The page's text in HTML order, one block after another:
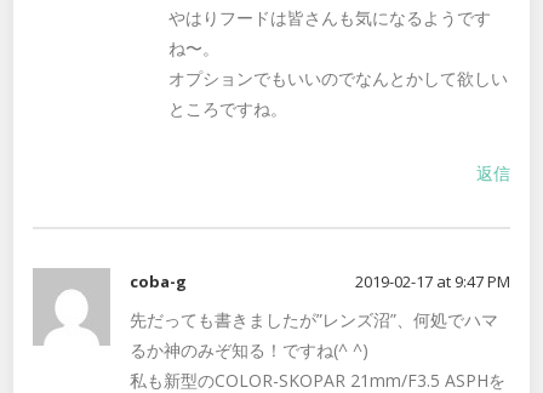
やはりフードは皆さんも気になるようです
ね〜。
オプションでもいいのでなんとかして欲しい
ところですね。
返信
coba-g 2019-02-17 at 9:47 PM
先だっても書きましたが”レンズ沼”、何処でハマ
るか神のみぞ知る！ですね(^ ^)
私も新型のCOLOR-SKOPAR 21mm/F3.5 ASPHを